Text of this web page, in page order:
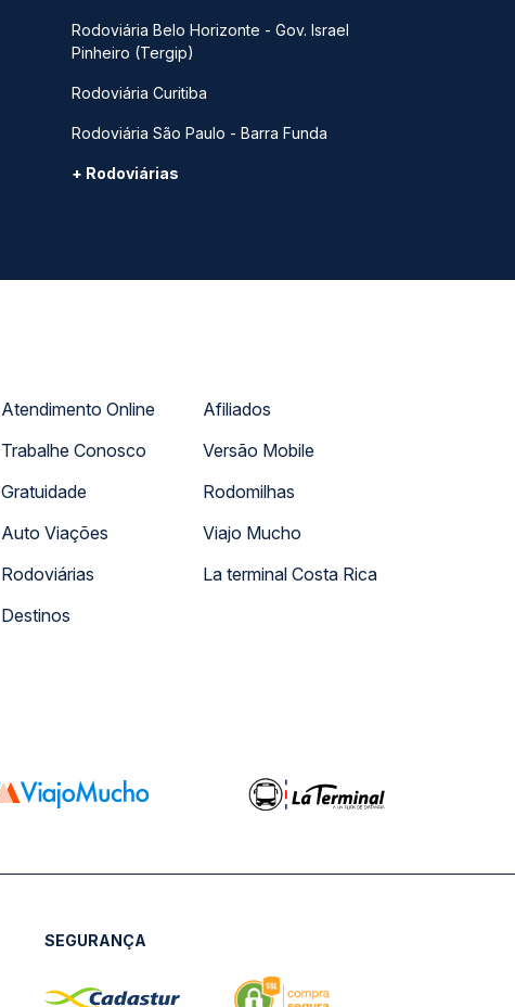
Rodoviária Belo Horizonte - Gov. Israel
Pinheiro (Tergip)
Rodoviária Curitiba
Rodoviária São Paulo - Barra Funda
+ Rodoviárias
Atendimento Online
Trabalhe Conosco
Gratuidade
Auto Viações
Rodoviárias
Destinos
Afiliados
Versão Mobile
Rodomilhas
Viajo Mucho
La terminal Costa Rica
SEGURANÇA